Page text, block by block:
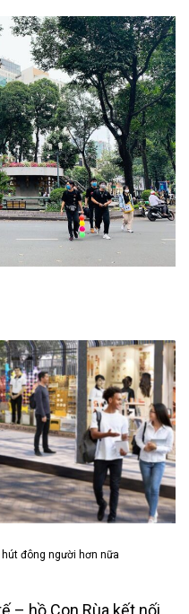
đông người hơn nữa
– hồ Con Rùa kết nối